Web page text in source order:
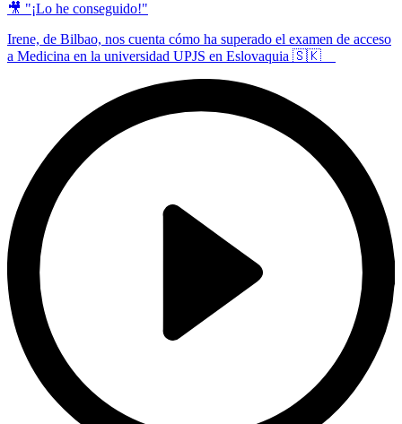
🎥 "¡Lo he conseguido!"
Irene, de Bilbao, nos cuenta cómo ha superado el examen de acceso
a Medicina en la universidad UPJS en Eslovaquia 🇸🇰 ⠀